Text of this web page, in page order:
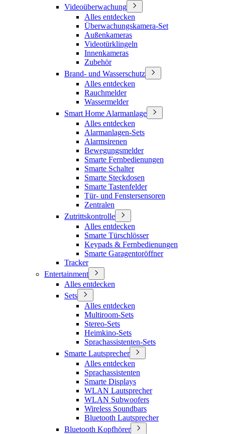
Videoüberwachung
Alles entdecken
Überwachungskamera-Set
Außenkameras
Videotürklingeln
Innenkameras
Zubehör
Brand- und Wasserschutz
Alles entdecken
Rauchmelder
Wassermelder
Smart Home Alarmanlage
Alles entdecken
Alarmanlagen-Sets
Alarmsirenen
Bewegungsmelder
Smarte Fernbedienungen
Smarte Schalter
Smarte Steckdosen
Smarte Tastenfelder
Tür- und Fenstersensoren
Zentralen
Zutrittskontrolle
Alles entdecken
Smarte Türschlösser
Keypads & Fernbedienungen
Smarte Garagentoröffner
Tracker
Entertainment
Alles entdecken
Sets
Alles entdecken
Multiroom-Sets
Stereo-Sets
Heimkino-Sets
Sprachassistenten-Sets
Smarte Lautsprecher
Alles entdecken
Sprachassistenten
Smarte Displays
WLAN Lautsprecher
WLAN Subwoofers
Wireless Soundbars
Bluetooth Lautsprecher
Bluetooth Kopfhörer